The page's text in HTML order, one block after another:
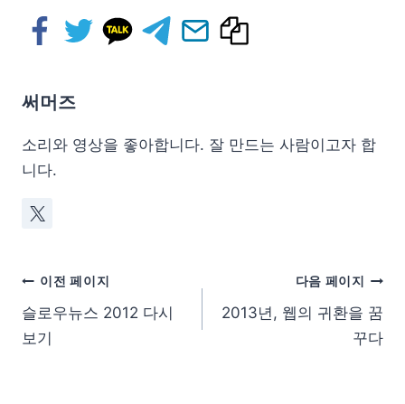
써머즈
소리와 영상을 좋아합니다. 잘 만드는 사람이고자 합
니다.
이전 페이지
슬로우뉴스 2012 다시
보기
다음 페이지
2013년, 웹의 귀환을 꿈
꾸다